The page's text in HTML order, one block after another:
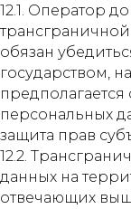
12.1. Оператор
обязан
государством,
персональных
защита прав
12.2.
данных на
отвечающих